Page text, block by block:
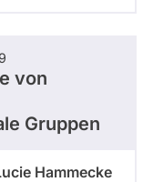
von
Gruppen
Hammecke